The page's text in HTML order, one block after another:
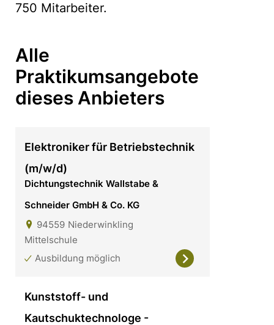
750 Mitarbeiter.
Alle
Praktikumsangebote
dieses Anbieters
Elektroniker für Betriebstechnik
(m/w/d)
Dichtungstechnik Wallstabe &
Schneider GmbH & Co. KG
94559 Niederwinkling
Mittelschule
Ausbildung möglich
Kunststoff- und
Kautschuktechnologe -